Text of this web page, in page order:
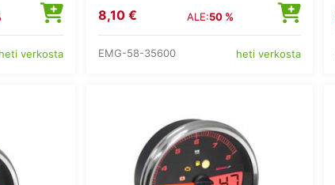
heti verkosta
8,10 € ALE:50 %
EMG-58-35600 heti verkosta